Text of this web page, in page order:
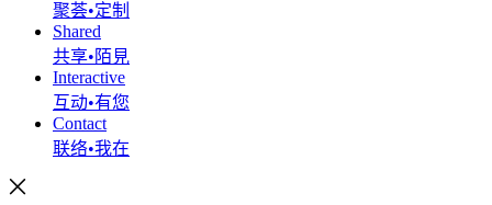
聚荟•定制
Shared
共享•陌見
Interactive
互动•有您
Contact
联络•我在